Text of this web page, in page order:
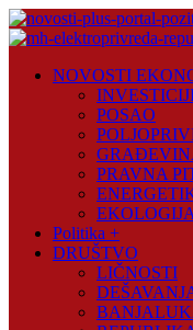
Skip
to
Plus
NOVOSTI
POSAO
PRAVNA
EKOLOGIJA
Politika +
DRUŠTVO
LIČNOSTI